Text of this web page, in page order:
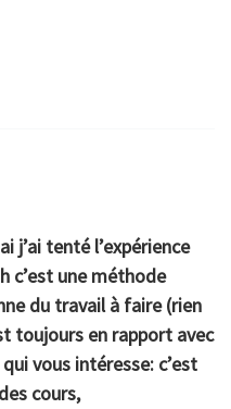
j’ai tenté l’expérience
c’est une méthode
du travail à faire (rien
toujours en rapport avec
vous intéresse: c’est
cours,